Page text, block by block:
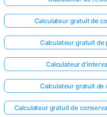
Calculateur gratuit de
Calculateur gratuit de
Calculateur
Calculateur gratuit de
Calculateur gratuit de